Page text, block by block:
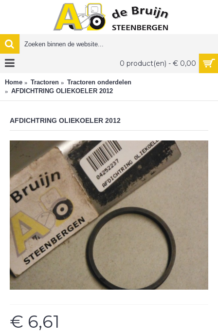
0 product(en) - € 0,00
Home Tractoren
Tractoren onderdelen
AFDICHTRING OLIEKOELER 2012
AFDICHTRING OLIEKOELER 2012
€ 6,61